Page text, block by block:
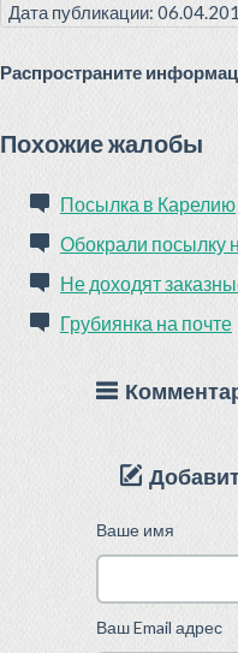
Дата публикации:
Распространите
Похожие жалобы
Посылка в Карелию
Обокрали посылку
Не доходят
Грубиянка на почте
Ваше имя
Ваш Email адрес